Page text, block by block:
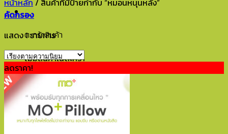
0
ตะกร้าสินค้า
ไม่มีสินค้าในตะกร้า
หน้าหลัก / สินค้าที่มีป้ายกำกับ “หมอนหนุนหลัง”
คัดกรอง
แสดง 1 รายการ
ลดราคา!